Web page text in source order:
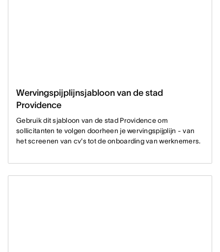
Wervingspijplijnsjabloon van de stad
Providence
Gebruik dit sjabloon van de stad Providence om
sollicitanten te volgen doorheen je wervingspijplijn - van
het screenen van cv's tot de onboarding van werknemers.